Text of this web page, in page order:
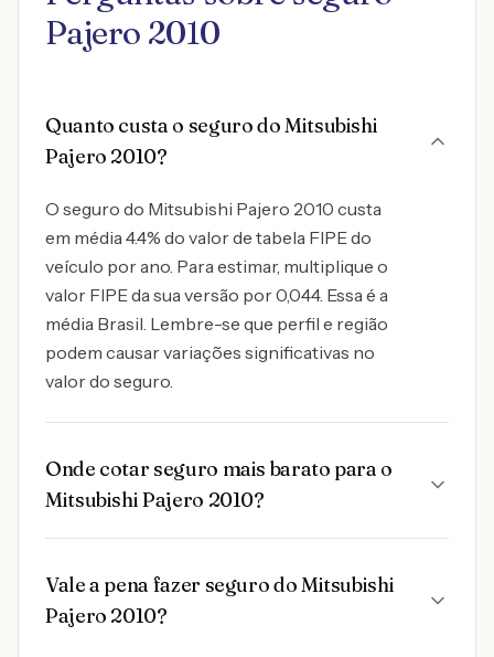
Pajero 2010
Quanto custa o seguro do Mitsubishi
Pajero 2010?
O seguro do Mitsubishi Pajero 2010 custa
em média 4.4% do valor de tabela FIPE do
veículo por ano. Para estimar, multiplique o
valor FIPE da sua versão por 0,044. Essa é a
média Brasil. Lembre-se que perfil e região
podem causar variações significativas no
valor do seguro.
Onde cotar seguro mais barato para o
Mitsubishi Pajero 2010?
Vale a pena fazer seguro do Mitsubishi
Pajero 2010?